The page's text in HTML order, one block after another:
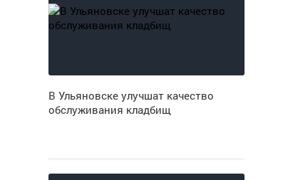
В Ульяновске улучшат качество
обслуживания кладбищ